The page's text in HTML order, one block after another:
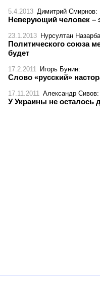
5.4.2013 Димитрий Смирнов:
Неверующий человек –
23.1.2013 Нурсултан
Политического союза
будет
17.2.2011 Игорь Бунин:
Слово «русский»
17.11.2011 Александр Сивов:
У Украины не осталось